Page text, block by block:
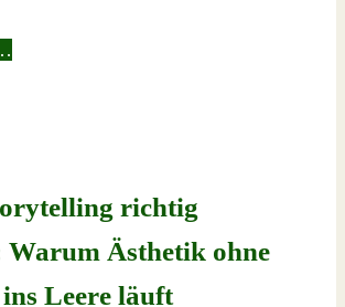
richtig
Warum Ästhetik ohne
Leere läuft